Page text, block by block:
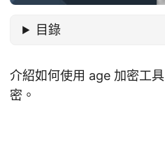
目錄
介紹如何使用 age 加密工
密。